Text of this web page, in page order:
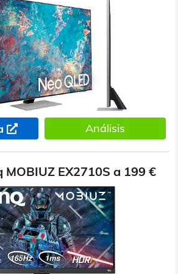
Análisis
MOBIUZ EX2710S a 199 €